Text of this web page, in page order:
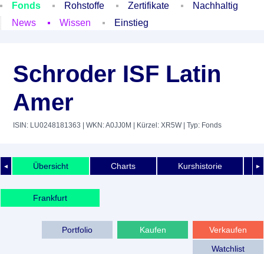
Fonds
Rohstoffe Zertifikate
Nachhaltig
News
Wissen Einstieg
Schroder ISF Latin
Amer
ISIN: LU0248181363 | WKN: A0JJ0M | Kürzel: XR5W| Typ: Fonds
◄ ►
Übersicht Charts Kurshistorie
Frankfurt
Verkaufen
Kaufen
Portfolio
Watchlist